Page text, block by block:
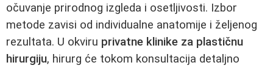
očuvanje prirodnog izgleda i osetljivosti. Izbor
metode zavisi od individualne anatomije i željenog
rezultata. U okviru privatne klinike za plastičnu
hirurgiju, hirurg će tokom konsultacija detaljno